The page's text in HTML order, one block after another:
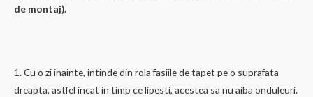
de montaj).
1. Cu o zi inainte, intinde din rola fasiile de tapet pe o suprafata
dreapta, astfel incat in timp ce lipesti, acestea sa nu aiba onduleuri.